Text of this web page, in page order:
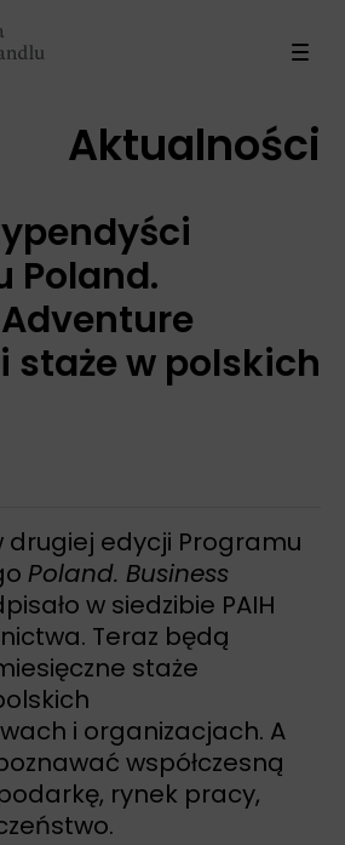
Aktualności
Poland.
staże w polskich
drugiej edycji Programu
Poland. Business
w siedzibie PAIH
Teraz będą
staże
i organizacjach. A
współczesną
rynek pracy,